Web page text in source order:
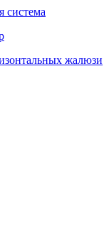
система
жалюзи